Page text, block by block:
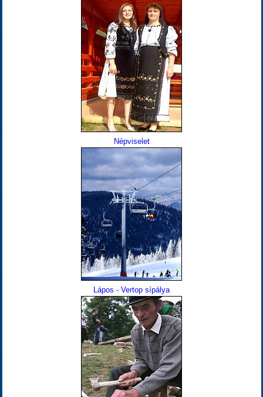
Népviselet
Lápos - Vertop sípálya